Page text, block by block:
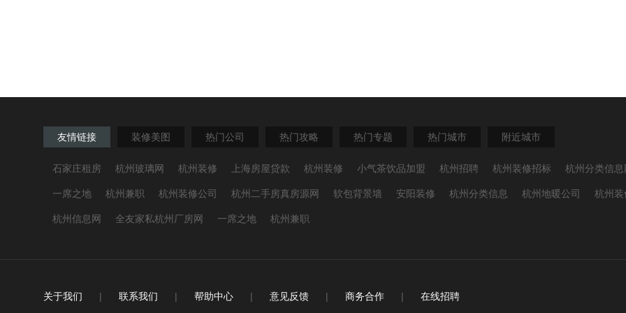
友情链接 装修美图 热门公司 热门攻略 热门专题 热门城市 附近城市
石家庄租房 杭州玻璃网 杭州装修 上海房屋贷款 杭州装修 小气茶饮品加盟 杭州招聘 杭州装修招标 杭州分类信
一席之地 杭州兼职 杭州装修公司 杭州二手房真房源网 软包背景墙 安阳装修 杭州分类信息 杭州地暖公司 杭州
杭州信息网 全友家私杭州厂房网 一席之地 杭州兼职
关于我们 | 联系我们 | 帮助中心 | 意见反馈 | 商务合作 | 在线招聘